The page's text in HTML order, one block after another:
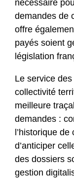
nécessaire
demandes de
offre
payés soient
législation
Le service
collectivité
meilleure
demandes :
l’historique
d’anticiper
des dossiers
gestion